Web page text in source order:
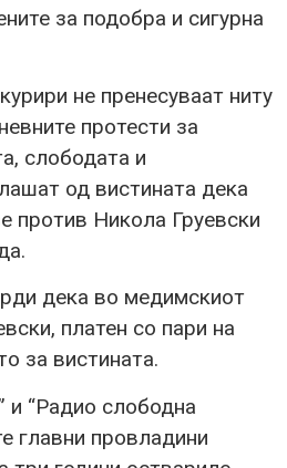
за подобра и сигурна
не пренесуваат ниту
протести за
слободата и
од вистината дека
против Никола Груевски
дека во медимскиот
платен со пари на
за вистината.
и “Радио слободна
главни провладини